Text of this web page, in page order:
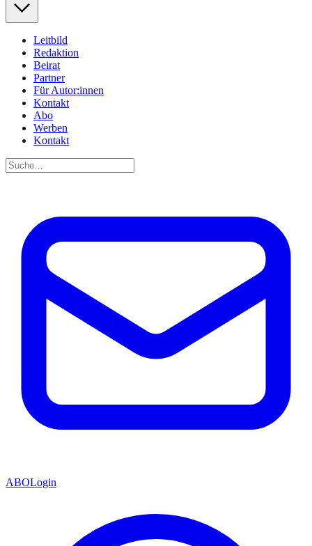
Leitbild
Redaktion
Beirat
Partner
Für Autor:innen
Kontakt
Abo
Werben
Kontakt
ABOLogin